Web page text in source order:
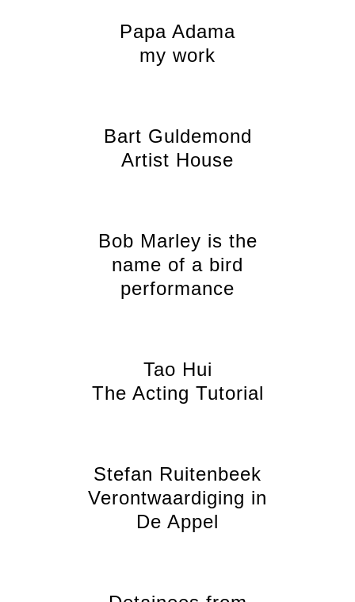
Papa Adama
my work
Bart Guldemond
Artist House
Bob Marley is the
name of a bird
performance
Tao Hui
The Acting Tutorial
Stefan Ruitenbeek
Verontwaardiging in
De Appel